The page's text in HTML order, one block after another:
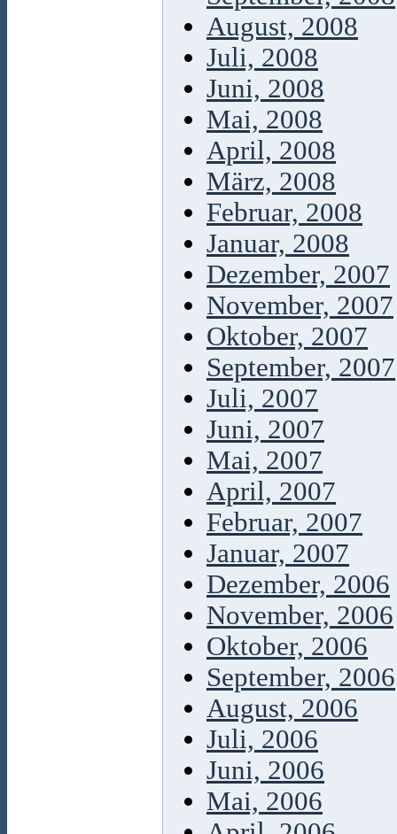
August, 2008
Juli, 2008
Juni, 2008
Mai, 2008
April, 2008
März, 2008
Februar, 2008
Januar, 2008
Dezember, 2007
November, 2007
Oktober, 2007
September, 2007
Juli, 2007
Juni, 2007
Mai, 2007
April, 2007
Februar, 2007
Januar, 2007
Dezember, 2006
November, 2006
Oktober, 2006
September, 2006
August, 2006
Juli, 2006
Juni, 2006
Mai, 2006